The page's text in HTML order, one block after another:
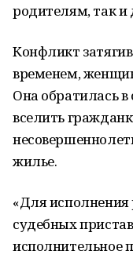
родителям, так и
Конфликт
временем,
Она обратилась
вселить
жилье.
«Для исполнения
судебных
исполнительное